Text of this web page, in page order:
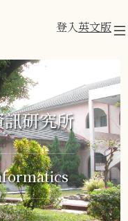
登入英文版
2026
發表會